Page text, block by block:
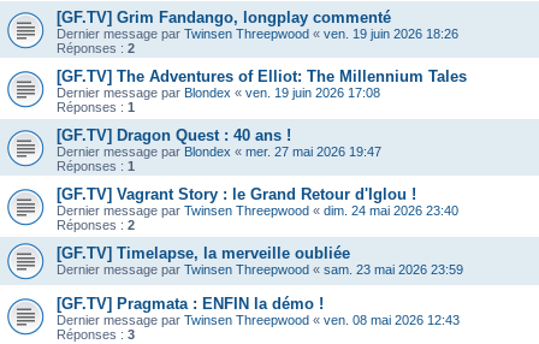
[GF.TV] Grim Fandango, longplay commenté
Dernier message par Twinsen Threepwood « ven. 19 juin 2026 18:26
Réponses : 2
[GF.TV] The Adventures of Elliot: The Millennium Tales
Dernier message par Blondex « ven. 19 juin 2026 17:08
Réponses : 1
[GF.TV] Dragon Quest : 40 ans !
Dernier message par Blondex « mer. 27 mai 2026 19:47
Réponses : 1
[GF.TV] Vagrant Story : le Grand Retour d'Iglou !
Dernier message par Twinsen Threepwood « dim. 24 mai 2026 23:40
Réponses : 2
[GF.TV] Timelapse, la merveille oubliée
Dernier message par Twinsen Threepwood « sam. 23 mai 2026 23:59
[GF.TV] Pragmata : ENFIN la démo !
Dernier message par Twinsen Threepwood « ven. 08 mai 2026 12:43
Réponses : 3